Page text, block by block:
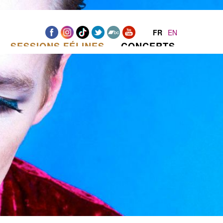
FR EN
SESSIONS FÉLINES CONCERTS